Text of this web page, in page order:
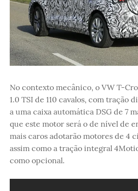
No contexto mecânico, o VW T-
1.0 TSI de 110 cavalos, com tração
a uma caixa automática DSG de 7
que este motor será o de nível de
mais caros adotarão motores de 4
assim como a tração integral
como opcional.